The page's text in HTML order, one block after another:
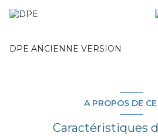
DPE ANCIENNE VERSION
A PROPOS DE
Caractéristiques